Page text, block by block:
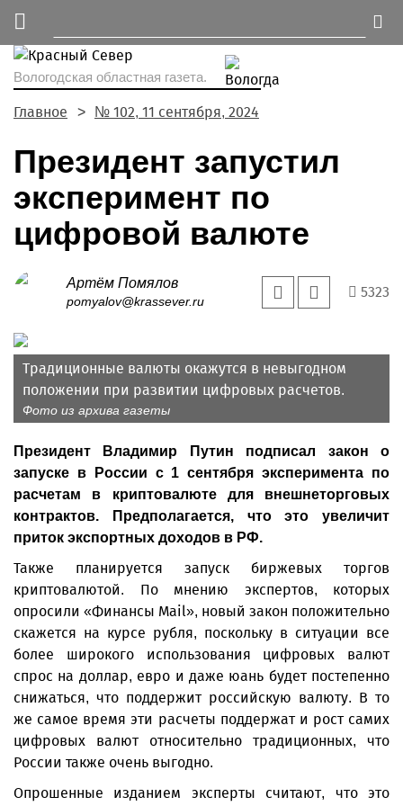
Вологодская областная газета.
Главное № 102, 11 сентября, 2024
Президент запустил
эксперимент по
цифровой валюте
Артём Помялов
pomyalov@krassever.ru
5323
Традиционные валюты окажутся в невыгодном
положении при развитии цифровых расчетов.
Фото из архива газеты
Президент Владимир Путин подписал закон о
запуске в России с 1 сентября эксперимента по
расчетам в криптовалюте для внешнеторговых
контрактов. Предполагается, что это увеличит
приток экспортных доходов в РФ.
Также планируется запуск биржевых торгов
криптовалютой. По мнению экспертов, которых
опросили «Финансы Mail», новый закон положительно
скажется на курсе руб­ля, поскольку в ситуации все
более широкого использования цифровых валют
спрос на доллар, евро и даже юань будет постепенно
снижаться, что поддержит российскую валюту. В то
же самое время эти расчеты поддержат и рост самих
цифровых валют относительно традиционных, что
России также очень выгодно.
Опрошенные изданием эксперты считают, что это